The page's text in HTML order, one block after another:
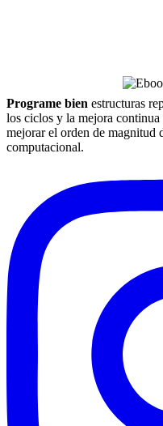
Programe bien estructuras
los ciclos y la mejora continua
mejorar el orden de magnitud
computacional.